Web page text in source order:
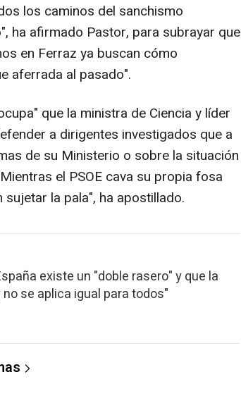
los caminos del sanchismo
ha afirmado Pastor, para subrayar que
en Ferraz ya buscan cómo
aferrada al pasado".
que la ministra de Ciencia y líder
a dirigentes investigados que a
de su Ministerio o sobre la situación
el PSOE cava su propia fosa
la pala", ha apostillado.
existe un "doble rasero" y que la
se aplica igual para todos"